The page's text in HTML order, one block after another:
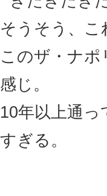
そうそう、こ
このザ・ナ
感じ。
10年以上通
すぎる。